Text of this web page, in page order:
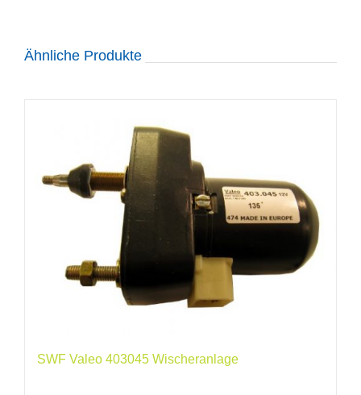
Ähnliche Produkte
SWF Valeo 403045 Wischeranlage